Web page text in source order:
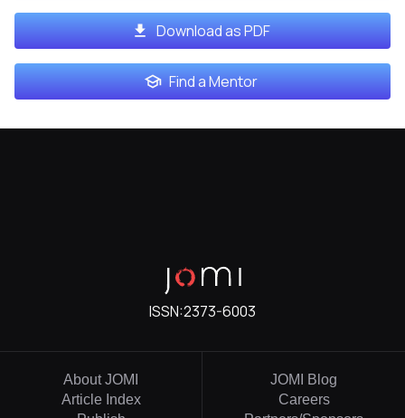
Download as PDF
Find a Mentor
ISSN:2373-6003
About JOMI
Article Index
JOMI Blog
Careers